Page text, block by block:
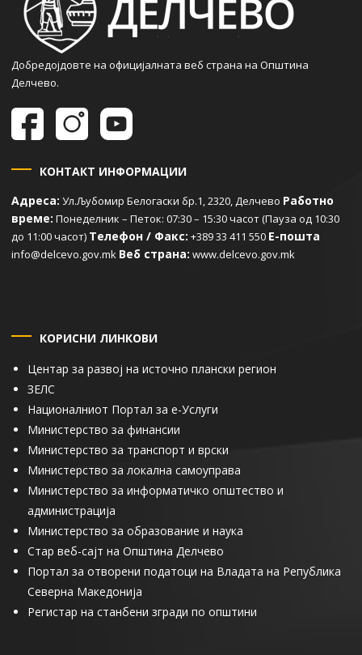
Добредојдовте на официјалната веб страна на Општина
Делчево.
КОНТАКТ ИНФОРМАЦИИ
Адреса: Ул.Љубомир Белогаски бр.1, 2320, Делчево Работно
време: Понеделник – Петок: 07:30 – 15:30 часот (Пауза од 10:30
до 11:00 часот) Телефон / Факс: +389 33 411 550 Е-пошта
info@delcevo.gov.mk Веб страна: www.delcevo.gov.mk
КОРИСНИ ЛИНКОВИ
Центар за развој на источно плански регион
ЗЕЛС
Националниот Портал за е-Услуги
Министерство за финансии
Министерство за транспорт и врски
Министерство за локална самоуправа
Министерство за информатичко општество и
администрација
Министерство за образование и наука
Стар веб-сајт на Општина Делчево
Портал за отворени податоци на Владата на Република
Северна Македонија
Регистар на станбени згради по општини